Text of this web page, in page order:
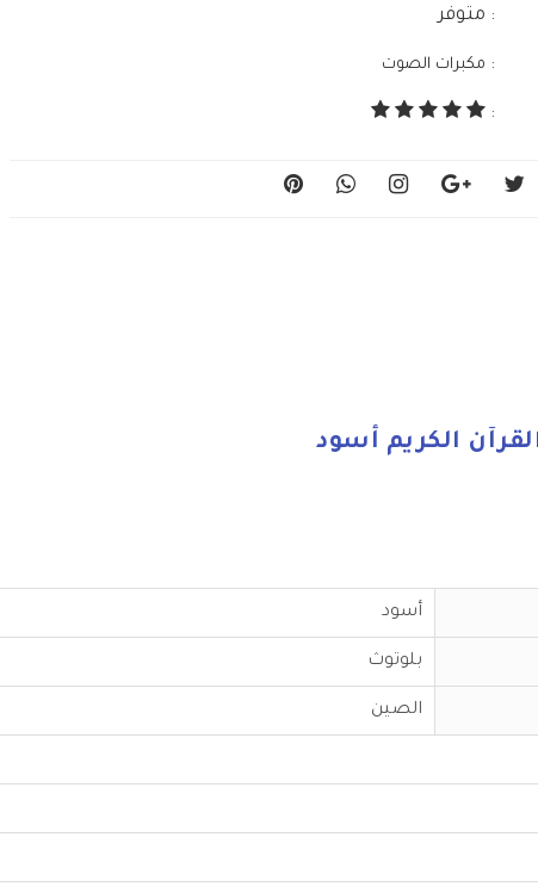
: متوفر
: مكبرات الصوت
:
الكريم أسود
أسود
بلوتوث
الصين